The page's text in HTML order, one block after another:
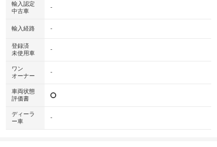
輸入認定
中古車
-
輸入経路 -
登録済
未使用車
-
ワン
オーナー
-
車両状態
評価書
ディーラ
ー車
-